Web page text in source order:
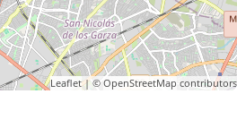
Leaflet| © OpenStreetMap contributors